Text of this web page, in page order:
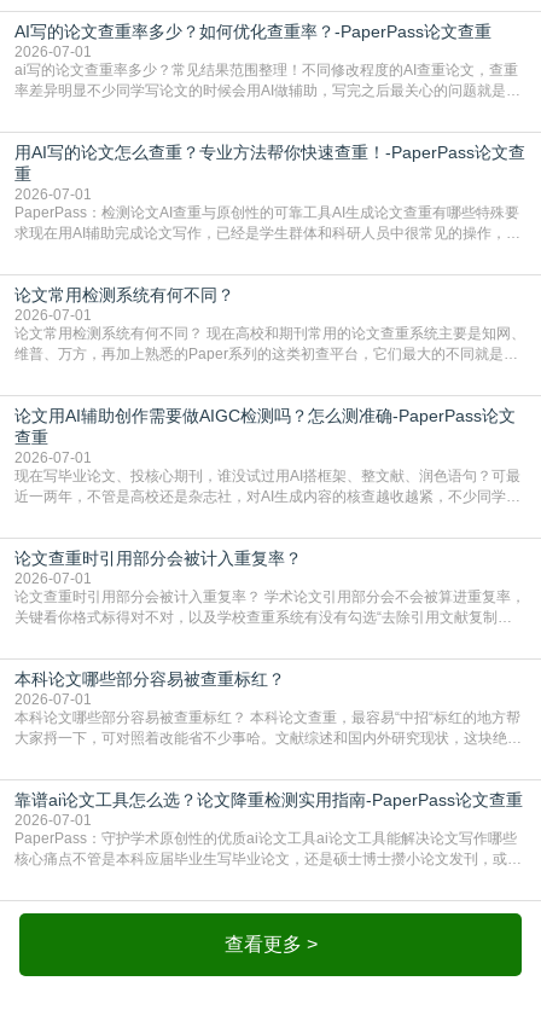
五遍还是过不了预检测的大有人在，这时候，找到靠谱的降AIGC检测率的网
站，就能少走好多弯路。PaperPass：守护学术原创性的智能伙伴AIGC生成内
容的学术合规痛点去年帮一个本科师弟改
AI写的论文查重率多少？如何优化查重率？-PaperPass论文查重
2026-07-01
ai写的论文查重率多少？常见结果范围整理！不同修改程度的AI查重论文，查重
率差异明显不少同学写论文的时候会用AI做辅助，写完之后最关心的问题就是ai
实际情况和大家想的不太一样。AI训练依赖海量公开学术文献、网络内容，生成
内容本质是按照语义概率拼接已有内容，很容易和已发布的作品撞重复，甚至会
直接引用整段已有内容，所以查重率偏高是
用AI写的论文怎么查重？专业方法帮你快速查重！-PaperPass论文查
重
2026-07-01
PaperPass：检测论文AI查重与原创性的可靠工具AI生成论文查重有哪些特殊要
求现在用AI辅助完成论文写作，已经是学生群体和科研人员中很常见的操作，不
但很多人忽略了，AI生成的内容天生带有重复风险——训练AI的数据集本身就包
含大量已公开的学术内容、网络原创内容，AI输出内容时很容易无意识拼接出重
复片
论文常用检测系统有何不同？
2026-07-01
论文常用检测系统有何不同？ 现在高校和期刊常用的论文查重系统主要是知网、
维普、万方，再加上熟悉的Paper系列的这类初查平台，它们最大的不同就是数
查数值误导。知网（CNKI）是学校定稿检测的绝对主流。本科用PMLC，含大学
生联合比对库，能比历届学长论文，硕博用VIP/TMLC，含学术论文联合比对
库，期刊投稿用AMLMC/SML
论文用AI辅助创作需要做AIGC检测吗？怎么测准确-PaperPass论文
查重
2026-07-01
现在写毕业论文、投核心期刊，谁没试过用AI搭框架、整文献、润色语句？可最
近一两年，不管是高校还是杂志社，对AI生成内容的核查越收越紧，不少同学投
真的太亏。提前做AIGC检测，已经成了很多过来人交稿前必做的一步。为什么
AIGC检测成了论文答辩投稿前的必备项？可能还有不少人觉得，我就用AI搭了个
框架，内容都是自己写的，至于做AIG
论文查重时引用部分会被计入重复率？
2026-07-01
论文查重时引用部分会被计入重复率？ 学术论文引用部分会不会被算进重复率，
关键看你格式标得对不对，以及学校查重系统有没有勾选“去除引用文献复制
独占一行，每条文献用[1][2]方括号编号、与正文一一对应，著录项符合GB/T
7714（作者、题名、刊名、年、卷期、页码齐全，标点用半角）；查重系统识别
成功后通常把这段标为引用，
本科论文哪些部分容易被查重标红？
2026-07-01
本科论文哪些部分容易被查重标红？ 本科论文查重，最容易“中招“标红的地方帮
大家捋一下，可对照着改能省不少事哈。文献综述和国内外研究现状，这块绝对
乎一模一样的话，你要是直接复制百度百科、教材或别人写好的综述段落，系统
一抓一个准，整段飘红。研究背景、意义和方法描述也是不可避免，比如“本文采
用问卷调查法““运用SPSS软件进行数据分
靠谱ai论文工具怎么选？论文降重检测实用指南-PaperPass论文查重
2026-07-01
PaperPass：守护学术原创性的优质ai论文工具ai论文工具能解决论文写作哪些
核心痛点不管是本科应届毕业生写毕业论文，还是硕士博士攒小论文发刊，或是
自己逐句读逐句改，熬好几个大夜不说，还经常改不到点上，交上去才发现重复
率超标，再返工太折腾。现在有了成熟的ai论文工具，这些痛点基本都能高效解
决。靠谱的ai论文工具，不止能帮你梳查看更多 >